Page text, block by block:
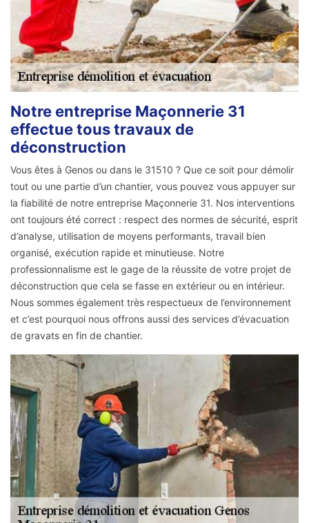
Notre entreprise Maçonnerie 31
effectue tous travaux de
déconstruction
Vous êtes à Genos ou dans le 31510 ? Que ce soit pour démolir
tout ou une partie d’un chantier, vous pouvez vous appuyer sur
la fiabilité de notre entreprise Maçonnerie 31. Nos interventions
ont toujours été correct : respect des normes de sécurité, esprit
d’analyse, utilisation de moyens performants, travail bien
organisé, exécution rapide et minutieuse. Notre
professionnalisme est le gage de la réussite de votre projet de
déconstruction que cela se fasse en extérieur ou en intérieur.
Nous sommes également très respectueux de l’environnement
et c’est pourquoi nous offrons aussi des services d’évacuation
de gravats en fin de chantier.